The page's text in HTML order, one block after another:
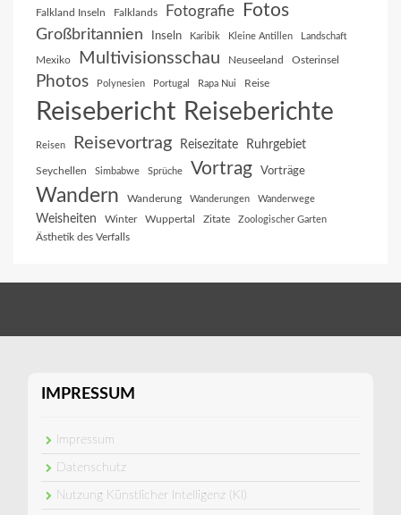
Falkland Inseln Falklands Fotografie Fotos
Großbritannien Inseln Karibik Kleine Antillen Landschaft
Mexiko Multivisionsschau Neuseeland Osterinsel
Photos Polynesien Portugal Rapa Nui Reise
Reisebericht Reiseberichte
Reisen Reisevortrag Reisezitate Ruhrgebiet
Seychellen Simbabwe Sprüche Vortrag Vorträge
Wandern Wanderung Wanderungen Wanderwege
Weisheiten Winter Wuppertal Zitate Zoologischer Garten
Ästhetik des Verfalls
IMPRESSUM
Impressum
Datenschutz
Nutzung Künstlicher Intelligenz (KI)